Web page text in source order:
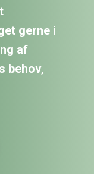
gerne i
af
behov,